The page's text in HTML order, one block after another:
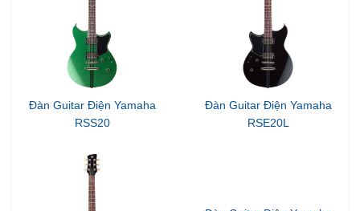
Đàn Guitar Điện Yamaha
RSS20
Đàn Guitar Điện Yamaha
RSE20L